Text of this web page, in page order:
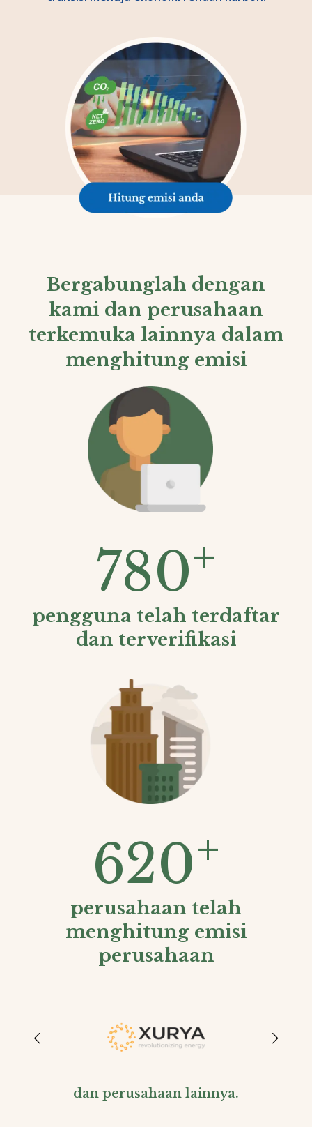
Bergabunglah dengan
kami dan perusahaan
terkemuka lainnya dalam
menghitung emisi
780+
pengguna telah terdaftar
dan terverifikasi
620+
perusahaan telah
menghitung emisi
perusahaan
dan perusahaan lainnya.